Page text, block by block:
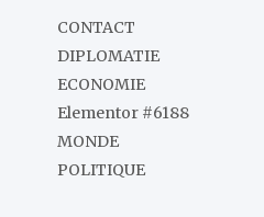
CONTACT
DIPLOMATIE
ECONOMIE
Elementor #6188
MONDE
POLITIQUE